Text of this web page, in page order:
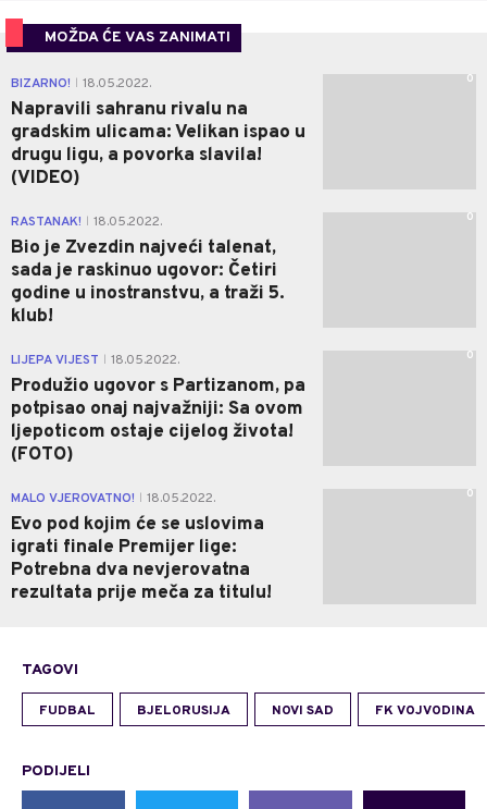
MOŽDA ĆE VAS ZANIMATI
BIZARNO! 18.05.2022.
Napravili sahranu rivalu na
gradskim ulicama: Velikan ispao u
drugu ligu, a povorka slavila!
(VIDEO)
0
RASTANAK! 18.05.2022.
Bio je Zvezdin najveći talenat,
sada je raskinuo ugovor: Četiri
godine u inostranstvu, a traži 5.
klub!
0
LIJEPA VIJEST 18.05.2022.
Produžio ugovor s Partizanom, pa
potpisao onaj najvažniji: Sa ovom
ljepoticom ostaje cijelog života!
(FOTO)
0
MALO VJEROVATNO! 18.05.2022.
Evo pod kojim će se uslovima
igrati finale Premijer lige:
Potrebna dva nevjerovatna
rezultata prije meča za titulu!
0
TAGOVI
FUDBAL BJELORUSIJA NOVI SAD FK VOJVODINA
PODIJELI